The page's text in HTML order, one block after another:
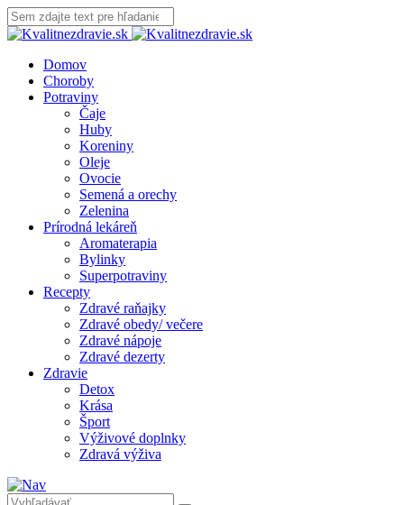
Domov
Choroby
Potraviny
Čaje
Huby
Koreniny
Oleje
Ovocie
Semená a orechy
Zelenina
Prírodná lekáreň
Aromaterapia
Bylinky
Superpotraviny
Recepty
Zdravé raňajky
Zdravé obedy/ večere
Zdravé nápoje
Zdravé dezerty
Zdravie
Detox
Krása
Šport
Výživové doplnky
Zdravá výživa